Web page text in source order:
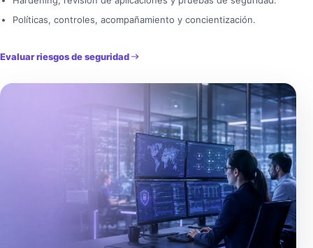
Políticas, controles, acompañamiento y concientización.
Evaluar riesgos de seguridad